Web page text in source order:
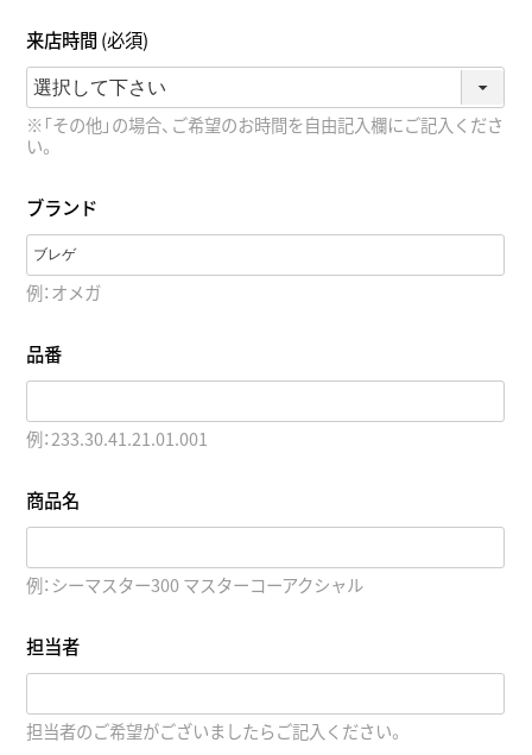
来店時間 (必須)
※「その他」の場合、ご希望のお時間を自由記入欄にご記入くださ
い。
ブランド
例：オメガ
品番
例：233.30.41.21.01.001
商品名
例：シーマスター300 マスターコーアクシャル
担当者
担当者のご希望がございましたらご記入ください。